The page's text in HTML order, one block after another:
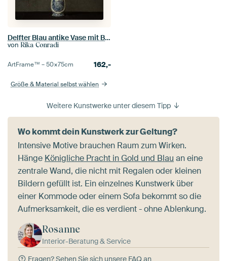
Delfter Blau antike Vase mit Blumenstrauß
von Rika Conradi
ArtFrame™ –50×75cm 162,-
Größe & Material selbst wählen
Weitere Kunstwerke unter diesem Tipp
Wo kommt dein Kunstwerk zur Geltung?
Intensive Motive brauchen Raum zum Wirken.
Hänge Königliche Pracht in Gold und Blau an eine
zentrale Wand, die nicht mit Regalen oder kleinen
Bildern gefüllt ist. Ein einzelnes Kunstwerk über
einer Kommode oder einem Sofa bekommt so die
Aufmerksamkeit, die es verdient - ohne Ablenkung.
Rosanne
Interior-Beratung & Service